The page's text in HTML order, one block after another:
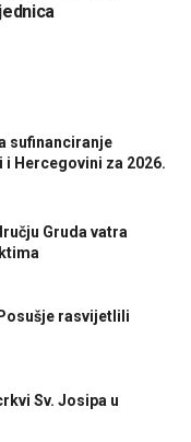
sufinanciranje
Hercegovini za 2026.
Gruda vatra
rasvijetlili
Sv. Josipa u